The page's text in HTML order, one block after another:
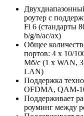
роутер с
Fi 6 (стандарты
b/g/n/ac/ax)
Общее
портов: 4 х 10/
Мб/с (1 x WAN,
LAN)
Поддержка
OFDMA, QAM-
Поддерживает
роуминг между